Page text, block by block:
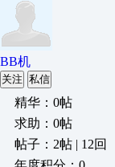
BB机
关注 私信
精华：0帖
求助：0帖
帖子：2帖 | 12回